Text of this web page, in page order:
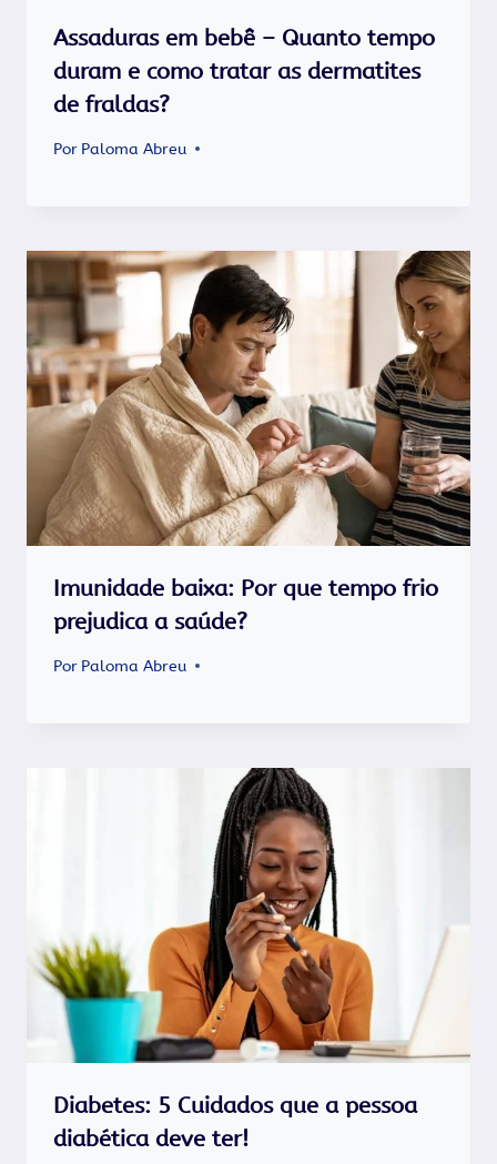
Assaduras em bebê – Quanto tempo
duram e como tratar as dermatites
de fraldas?
Por Paloma Abreu
Imunidade baixa: Por que tempo frio
prejudica a saúde?
Por Paloma Abreu
Diabetes: 5 Cuidados que a pessoa
diabética deve ter!